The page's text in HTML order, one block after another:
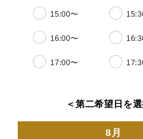
15:00〜
16:00〜
17:00〜
＜第二希望日を選
8月